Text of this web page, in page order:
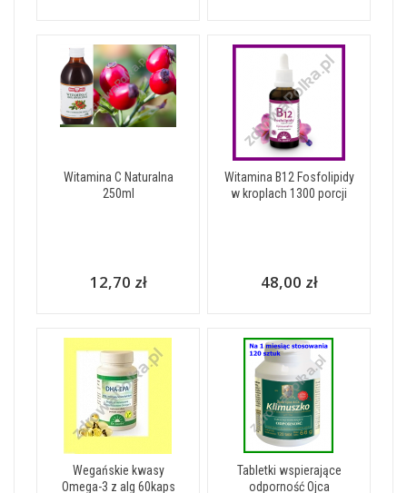
Witamina C Naturalna
250ml
12,70 zł
Witamina B12 Fosfolipidy
w kroplach 1300 porcji
48,00 zł
Wegańskie kwasy
Omega-3 z alg 60kaps
Tabletki wspierające
odporność Ojca